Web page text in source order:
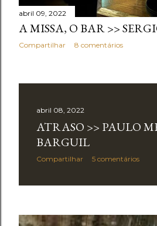
abril 09, 2022
A MISSA, O BAR >>
Compartilhar 8 comentários
abril 08, 2022
ATRASO >> PAULO
BARGUIL
Compartilhar 5 comentários